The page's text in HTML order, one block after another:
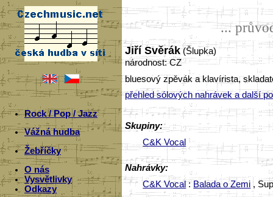
Rock / Pop / Jazz
Vážná hudba
Žebříčky
O nás
Vysvětlivky
Odkazy
...
Jiří Svěrák(Šlupka)
národnost: CZ
bluesový zpěvák a klavírista,
přehled sólových nahrávek a další
Skupiny:
C&K Vocal
Nahrávky:
C&K Vocal: Balada o Zemi,